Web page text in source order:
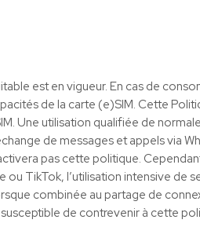
est en vigueur. En cas de
de la carte (e)SIM. Cette
Une utilisation qualifiée de
de messages et appels via
pas cette politique.
TikTok, l’utilisation intensive de
combinée au partage de
de contrevenir à cette